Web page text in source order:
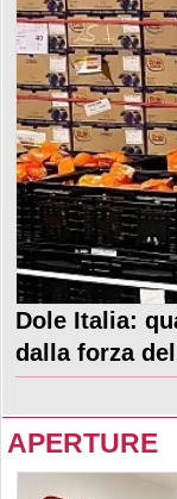
Dole Italia:
dalla forza
APERTURE